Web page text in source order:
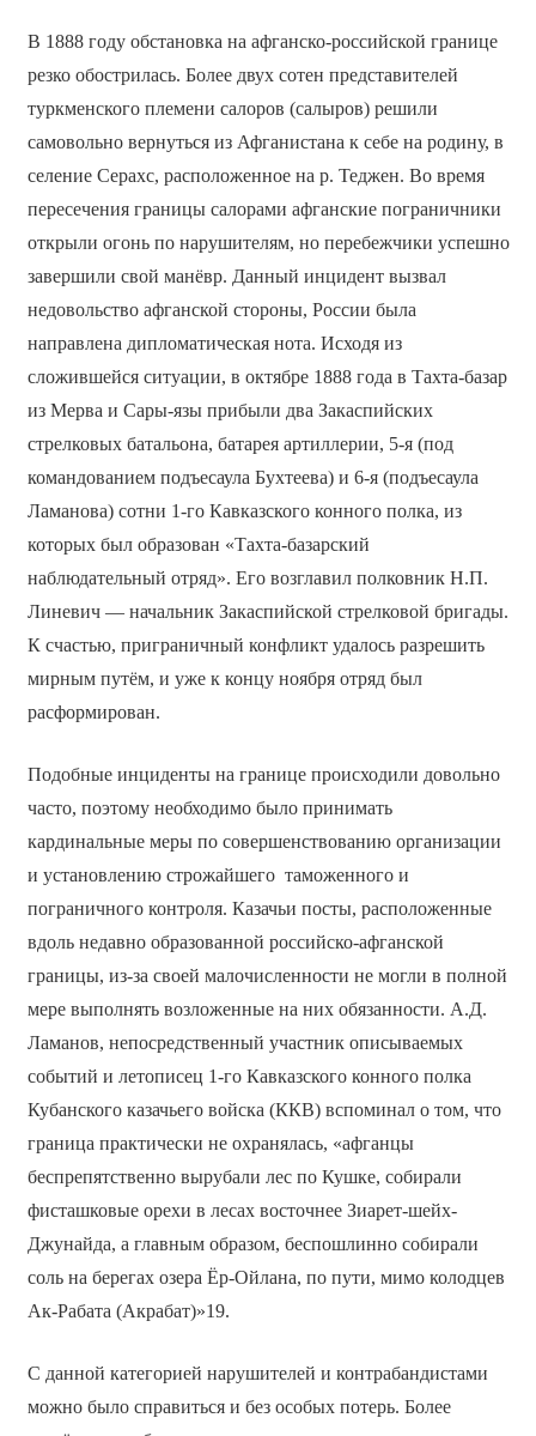
В 1888 году обстановка на афганско-российской границе
резко обострилась. Более двух сотен представителей
туркменского племени салоров (салыров) решили
самовольно вернуться из Афганистана к себе на родину, в
селение Серахс, расположенное на р. Теджен. Во время
пересечения границы салорами афганские пограничники
открыли огонь по нарушителям, но перебежчики успешно
завершили свой манёвр. Данный инцидент вызвал
недовольство афганской стороны, России была
направлена дипломатическая нота. Исходя из
сложившейся ситуации, в октябре 1888 года в Тахта-базар
из Мерва и Сары-язы прибыли два Закаспийских
стрелковых батальона, батарея артиллерии, 5-я (под
командованием подъесаула Бухтеева) и 6-я (подъесаула
Ламанова) сотни 1-го Кавказского конного полка, из
которых был образован «Тахта-базарский
наблюдательный отряд». Его возглавил полковник Н.П.
Линевич — начальник Закаспийской стрелковой бригады.
К счастью, приграничный конфликт удалось разрешить
мирным путём, и уже к концу ноября отряд был
расформирован.
Подобные инциденты на границе происходили довольно
часто, поэтому необходимо было принимать
кардинальные меры по совершенствованию организации
и установлению строжайшего таможенного и
пограничного контроля. Казачьи посты, расположенные
вдоль недавно образованной российско-афганской
границы, из-за своей малочисленности не могли в полной
мере выполнять возложенные на них обязанности. А.Д.
Ламанов, непосредственный участник описываемых
событий и летописец 1-го Кавказского конного полка
Кубанского казачьего войска (ККВ) вспоминал о том, что
граница практически не охранялась, «афганцы
беспрепятственно вырубали лес по Кушке, собирали
фисташковые орехи в лесах восточнее Зиарет-шейх-
Джунайда, а главным образом, беспошлинно собирали
соль на берегах озера Ёр-Ойлана, по пути, мимо колодцев
Ак-Рабата (Акрабат)»19.
С данной категорией нарушителей и контрабандистами
можно было справиться и без особых потерь. Более